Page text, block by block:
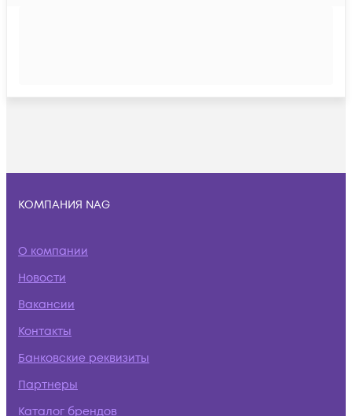
КОМПАНИЯ NAG
О компании
Новости
Вакансии
Контакты
Банковские реквизиты
Партнеры
Каталог брендов